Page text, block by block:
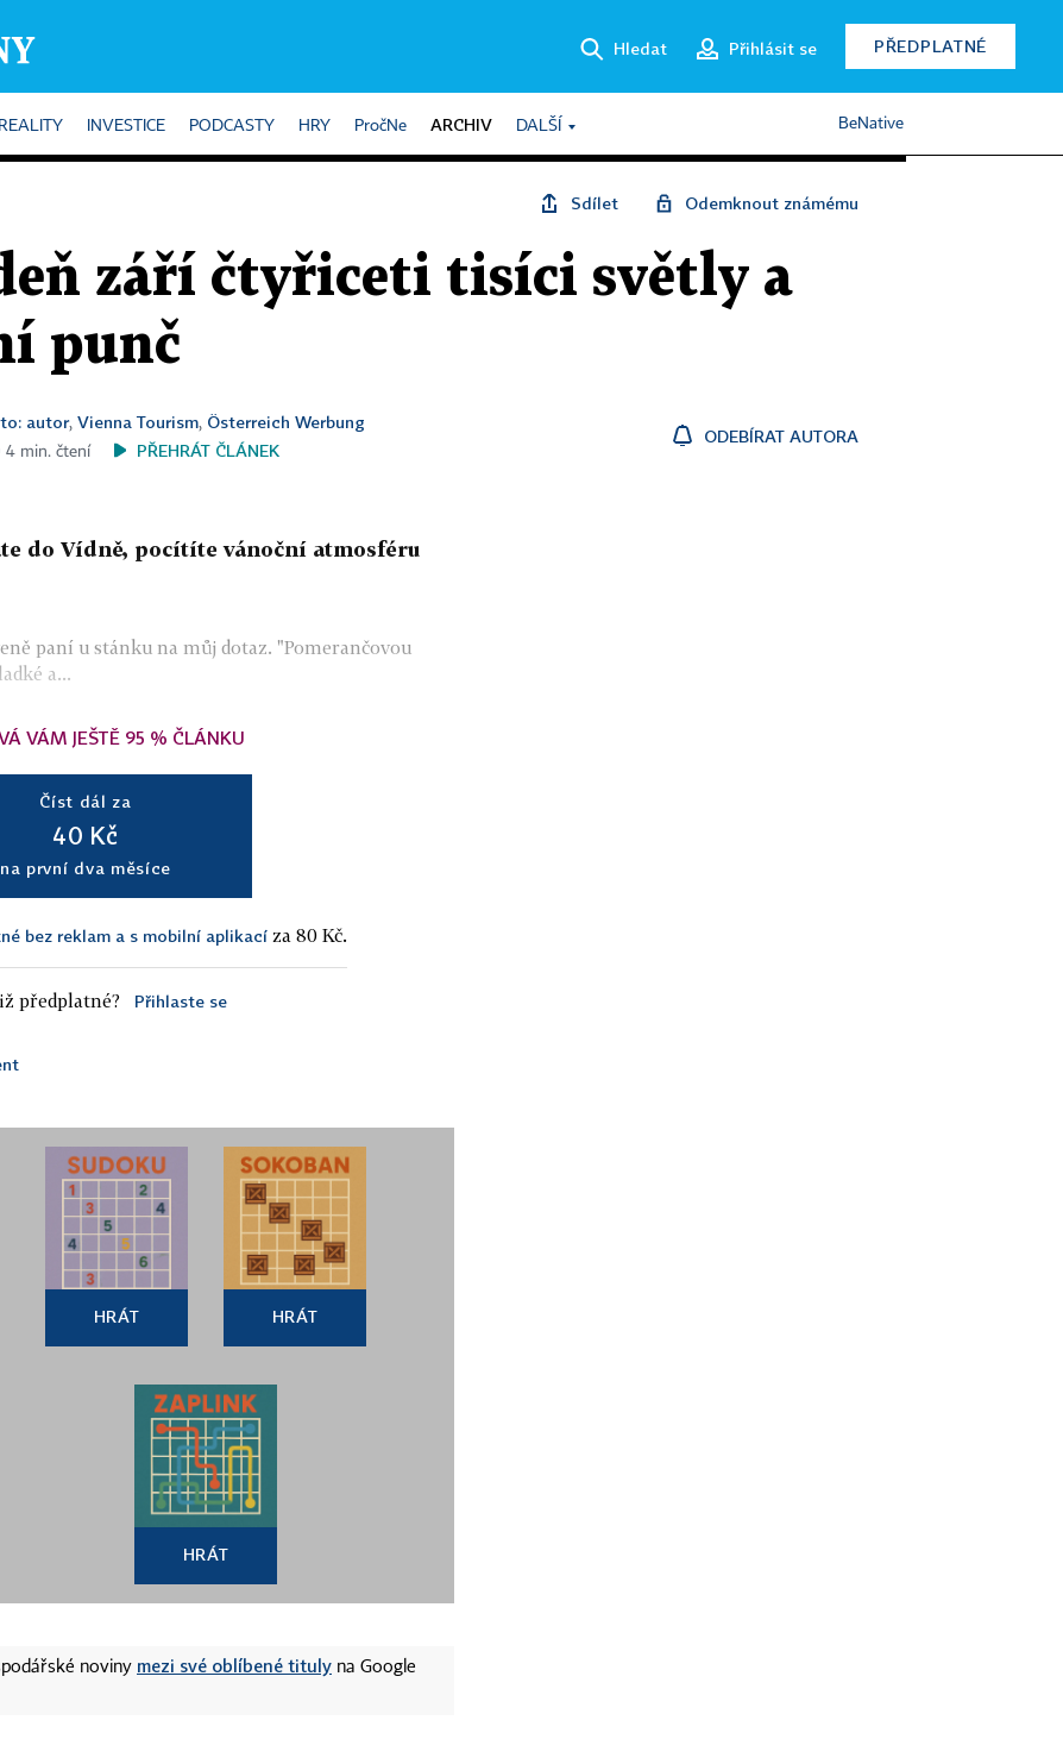
Hledat Přihlásit se PŘEDPLATNÉ
REALITY INVESTICE PODCASTY HRY PročNe ARCHIV DALŠÍ BeNative
Sdílet Odemknout známému
září čtyřiceti tisíci světly a
punč
autor, Vienna Tourism, Österreich Werbung
4 min. čtení PŘEHRÁT ČLÁNEK
ODEBÍRAT AUTORA
do Vídně, pocítíte vánoční atmosféru
paní u stánku na můj dotaz. "Pomerančovou
a...
VÁM JEŠTĚ 95 % ČLÁNKU
Číst dál za
40 Kč
na první dva měsíce
bez reklam a s mobilní aplikací za 80 Kč.
předplatné? Přihlaste se
HRÁT HRÁT
HRÁT
noviny mezi své oblíbené tituly na Google